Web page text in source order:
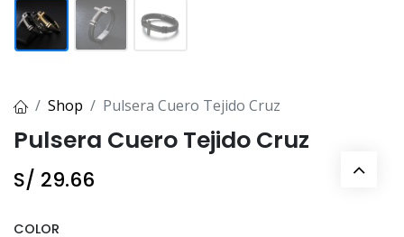
Shop Pulsera Cuero Tejido Cruz
Pulsera Cuero Tejido Cruz
S/ 29.66
COLOR